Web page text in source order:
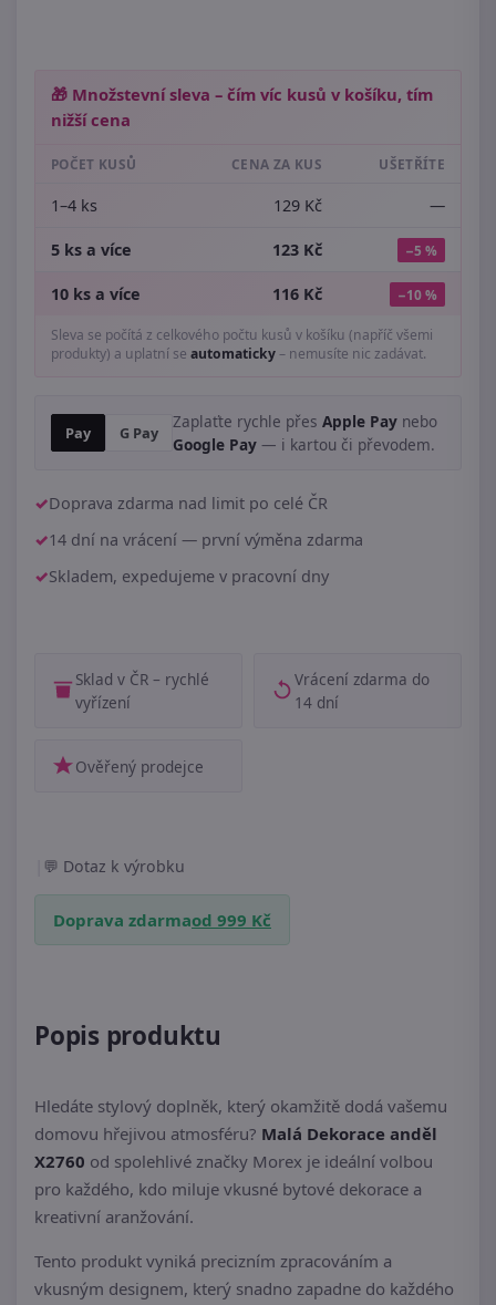
🎁 Množstevní sleva – čím víc kusů v košíku, tím
nižší cena
POČET KUSŮ CENA ZA KUS UŠETŘÍTE
1–4 ks 129 Kč —
5 ks a více 123 Kč −5 %
10 ks a více 116 Kč −10 %
Sleva se počítá z celkového počtu kusů v košíku (napříč všemi
produkty) a uplatní se automaticky– nemusíte nic zadávat.
Pay G Pay
Zaplaťte rychle přes Apple Pay nebo
Google Pay — i kartou či převodem.
Doprava zdarma nad limit po celé ČR
14 dní na vrácení — první výměna zdarma
Skladem, expedujeme v pracovní dny
Sklad v ČR – rychlé
vyřízení
Vrácení zdarma do
14 dní
Ověřený prodejce
Dotaz k výrobku
Doprava zdarmaod 999 Kč
Popis produktu
Hledáte stylový doplněk, který okamžitě dodá vašemu
domovu hřejivou atmosféru? Malá Dekorace anděl
X2760 od spolehlivé značky Morex je ideální volbou
pro každého, kdo miluje vkusné bytové dekorace a
kreativní aranžování.
Tento produkt vyniká precizním zpracováním a
vkusným designem, který snadno zapadne do každého